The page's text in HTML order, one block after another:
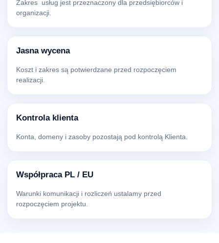
Zakres usług jest przeznaczony dla przedsiębiorców i
organizacji.
Jasna wycena
Koszt i zakres są potwierdzane przed rozpoczęciem
realizacji.
Kontrola klienta
Konta, domeny i zasoby pozostają pod kontrolą Klienta.
Współpraca PL / EU
Warunki komunikacji i rozliczeń ustalamy przed
rozpoczęciem projektu.